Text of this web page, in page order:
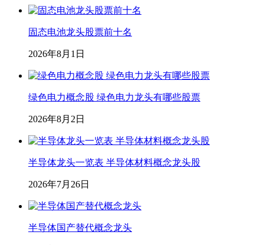
固态电池龙头股票前十名
2026年8月1日
绿色电力概念股 绿色电力龙头有哪些股票
2026年8月2日
半导体龙头一览表 半导体材料概念龙头股
2026年7月26日
半导体国产替代概念龙头